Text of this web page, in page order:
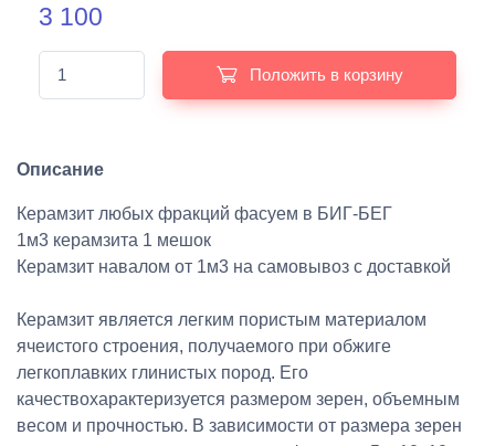
3 100
Положить в корзину
Описание
Керамзит любых фракций фасуем в БИГ-БЕГ
1м3 керамзита 1 мешок
Керамзит навалом от 1м3 на самовывоз с доставкой
Керамзит является легким пористым материалом
ячеистого строения, получаемого при обжиге
легкоплавких глинистых пород. Его
качествохарактеризуется размером зерен, объемным
весом и прочностью. В зависимости от размера зерен